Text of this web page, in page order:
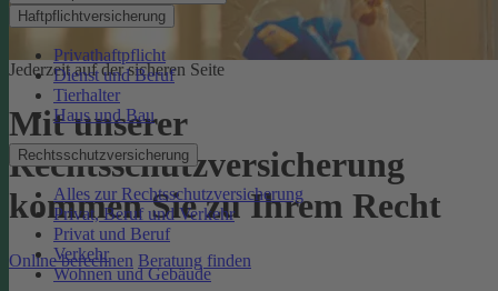
Haftpflichtversicherung
Privathaftpflicht
Dienst und Beruf
Tierhalter
Haus und Bau
Rechtsschutzversicherung
Alles zur Rechtsschutzversicherung
Privat, Beruf und Verkehr
Privat und Beruf
Verkehr
Wohnen und Gebäude
Jederzeit auf der sicheren Seite
Mit unserer
Rechtsschutzversicherung
kommen Sie zu Ihrem Recht
Online berechnen Beratung finden